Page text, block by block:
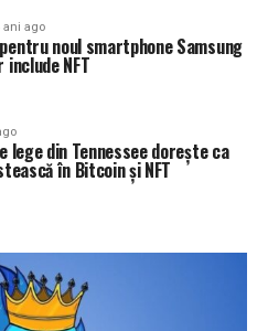
ani ago
noul smartphone Samsung
include NFT
lege din Tennessee dorește ca
în Bitcoin și NFT